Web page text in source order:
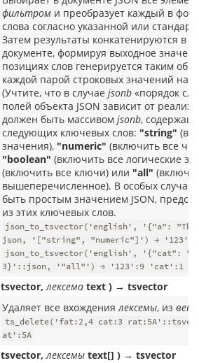
фильтром и преобразует каждый в
слова согласно указанной или
Затем результаты конкатенируются в
документе, формируя выходное
позициях слов генерируется таким
каждой парой строковых значений
(Учтите, что в случае jsonb «порядок
полей объекта JSON зависит от
должен быть массивом jsonb,
следующих ключевых слов: "string"
значения), "numeric" (включить все
"boolean" (включить все логические
(включить все ключи) или "all"
вышеперечисленное). В особых
быть простым значением JSON,
из этих ключевых слов.
json_to_tsvector('english', '{"a":
json, '["string", "numeric"]') →
json_to_tsvector('english', '{"cat":
3}'::json, '"all"') → '123':9 'cat':1
tsvector, лексема text ) → tsvector
Удаляет все вхождениялексемы, из
ts_delete('fat:2,4 cat:3
at':5A
tsvector, лексемы text[] ) → tsvector